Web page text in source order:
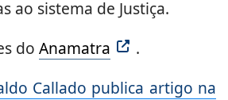
ao sistema de Justiça.
do Anamatra
.
Callado publica artigo na